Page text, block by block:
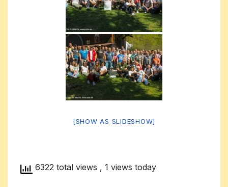
[SHOW AS SLIDESHOW]
6322 total views , 1 views today